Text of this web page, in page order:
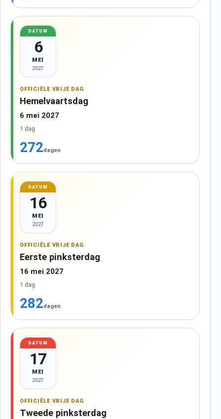
DATUM
6
MEI
2027
OFFICIËLE VRIJE DAG
Hemelvaartsdag
6 mei 2027
1 dag
272dagen
DATUM
16
MEI
2027
OFFICIËLE VRIJE DAG
Eerste pinksterdag
16 mei 2027
1 dag
282dagen
DATUM
17
MEI
2027
OFFICIËLE VRIJE DAG
Tweede pinksterdag